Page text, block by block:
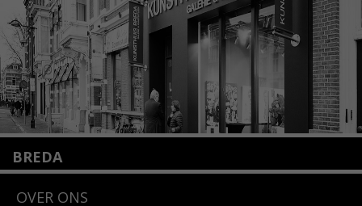
Lees meer
BREDA
4818 SB Breda
OVER ONS